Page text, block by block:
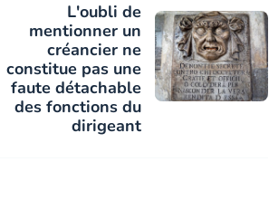
L'oubli de
mentionner un
créancier ne
constitue pas une
faute détachable
des fonctions du
dirigeant